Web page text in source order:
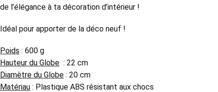
de l’élégance à ta décoration d’intérieur !
Idéal pour apporter de la déco neuf !
Poids : 600 g
Hauteur du Globe : 22 cm
Diamètre du Globe : 20 cm
Matériau : Plastique ABS résistant aux chocs